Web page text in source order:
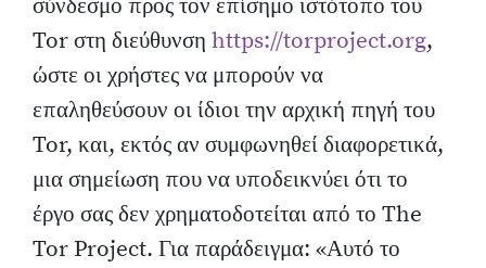
σύνδεσμο προς τον επίσημο ιστότοπο του
Tor στη διεύθυνση https://torproject.org,
ώστε οι χρήστες να μπορούν να
επαληθεύσουν οι ίδιοι την αρχική πηγή του
Tor, και, εκτός αν συμφωνηθεί διαφορετικά,
μια σημείωση που να υποδεικνύει ότι το
έργο σας δεν χρηματοδοτείται από το The
Tor Project. Για παράδειγμα: «Αυτό το